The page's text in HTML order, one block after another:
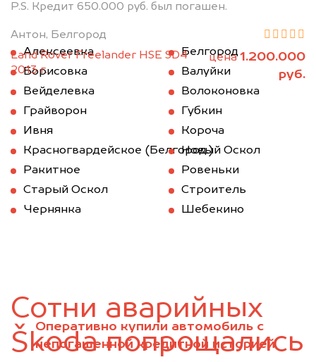
P.S. Кредит 650.000 руб. был погашен.
Антон, Белгород
Land Rover Freelander HSE SD4
2013 г.
цена1.200.000
руб.
Оперативно купили автомобиль с
непогашенной кредитной историей
Алексеевка
Белгород
Борисовка
Валуйки
Вейделевка
Волоконовка
Грайворон
Губкин
Ивня
Короча
Красногвардейское (Белгород.)Новый Оскол
Ракитное
Ровеньки
Старый Оскол
Строитель
Чернянка
Шебекино
Сотни аварийных
Škoda попрощались